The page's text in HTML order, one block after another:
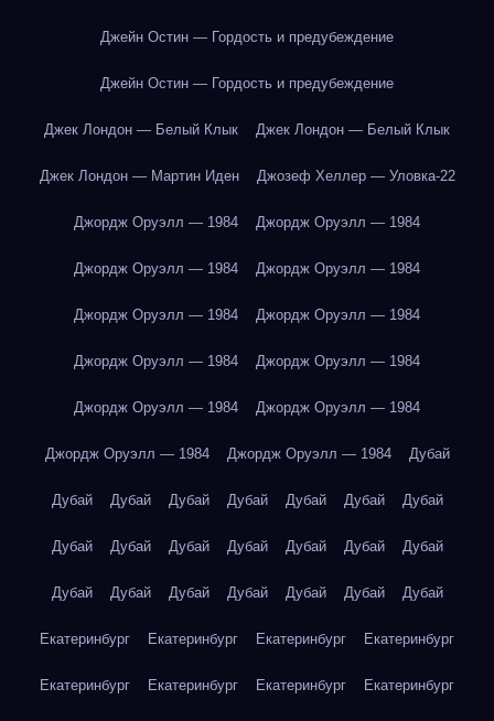
Джейн Остин — Гордость и предубеждение
Джейн Остин — Гордость и предубеждение
Джек Лондон — Белый Клык Джек Лондон — Белый Клык
Джек Лондон — Мартин Иден Джозеф Хеллер — Уловка-22
Джордж Оруэлл — 1984 Джордж Оруэлл — 1984
Джордж Оруэлл — 1984 Джордж Оруэлл — 1984
Джордж Оруэлл — 1984 Джордж Оруэлл — 1984
Джордж Оруэлл — 1984 Джордж Оруэлл — 1984
Джордж Оруэлл — 1984 Джордж Оруэлл — 1984
Джордж Оруэлл — 1984 Джордж Оруэлл — 1984 Дубай
Дубай Дубай Дубай Дубай Дубай Дубай Дубай
Дубай Дубай Дубай Дубай Дубай Дубай Дубай
Дубай Дубай Дубай Дубай Дубай Дубай Дубай
Екатеринбург Екатеринбург Екатеринбург Екатеринбург
Екатеринбург Екатеринбург Екатеринбург Екатеринбург